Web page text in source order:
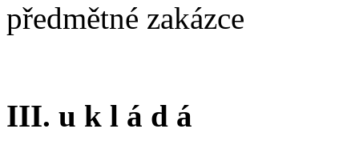
předmětné zakázce
III. u k l á d á